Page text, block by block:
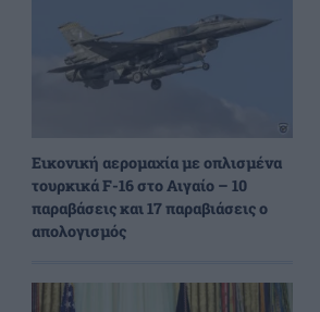
Εικονική αερομαχία με οπλισμένα
τουρκικά F-16 στο Αιγαίο – 10
παραβάσεις και 17 παραβιάσεις ο
απολογισμός